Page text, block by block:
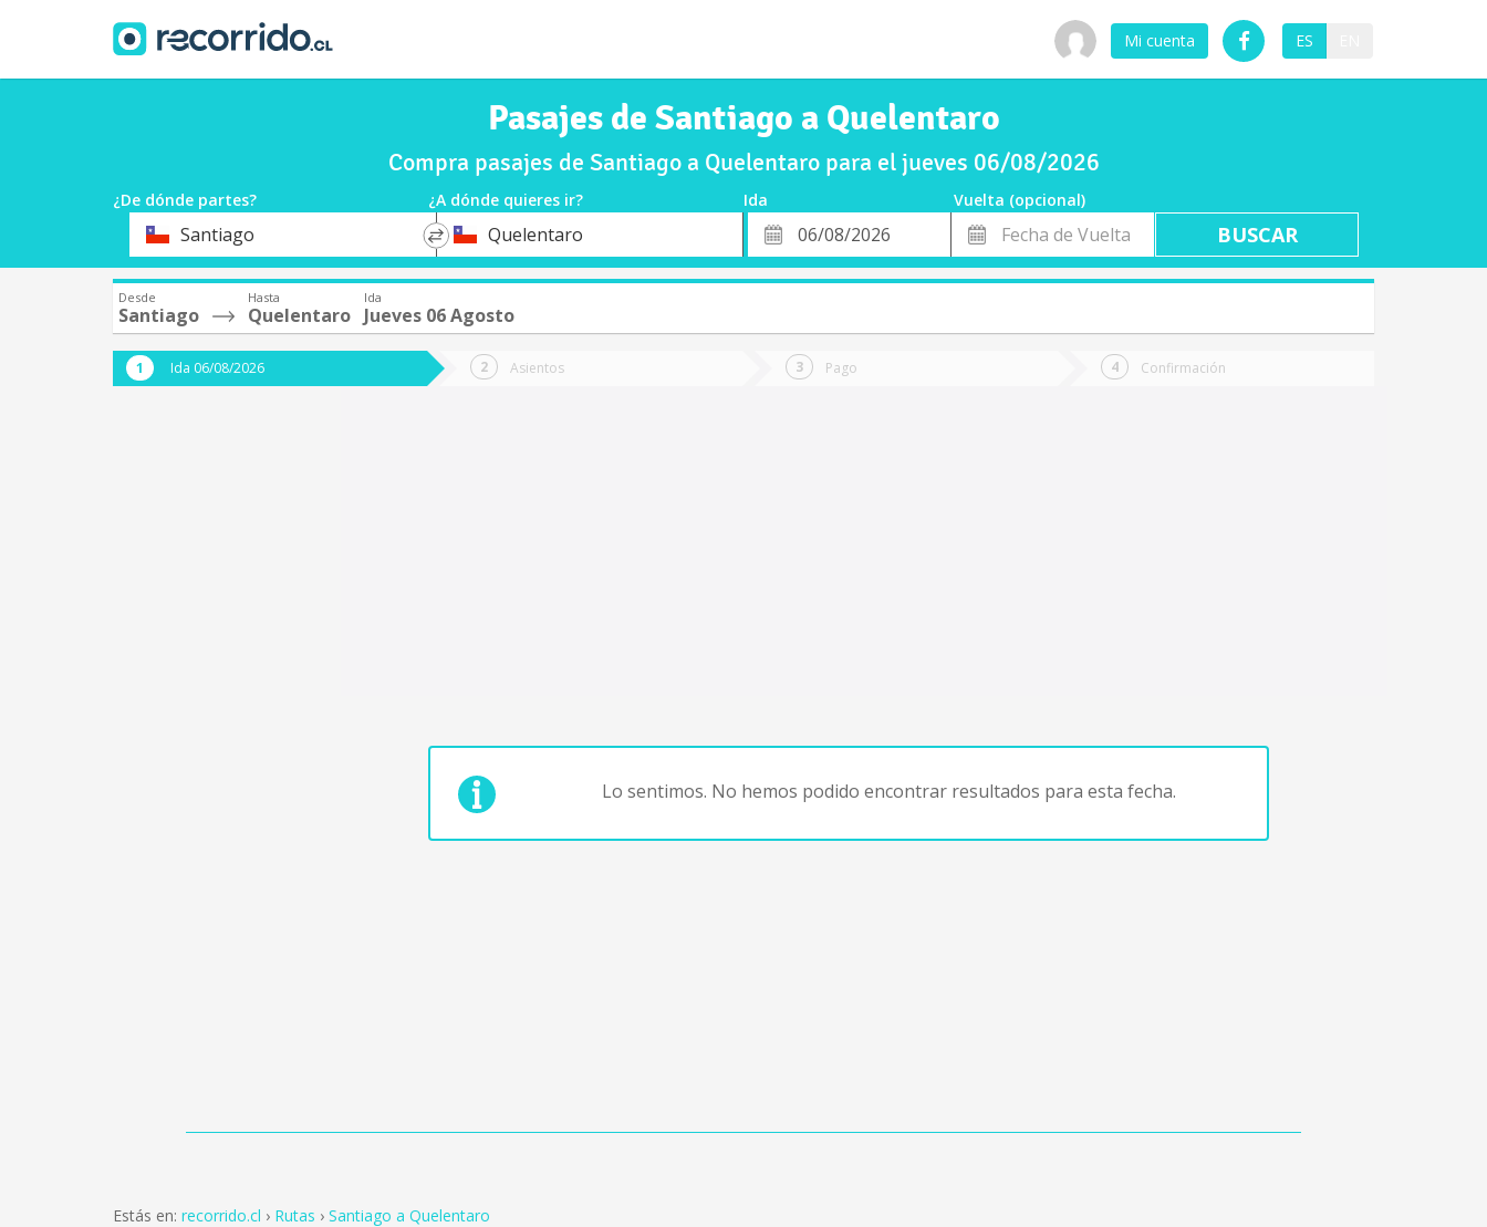
Mi cuenta ES
Pasajes de Santiago a Quelentaro
Compra pasajes de Santiago a Quelentaro para el jueves 06/08/2026
¿De dónde partes? ¿A dónde quieres ir? Ida
Vuelta (opcional)
OrigenSantiago
*
DestinoQuelentaro
Fecha
de
Fecha
de
Vuelta
Desde
Santiago
Hasta
Quelentaro
Ida
Jueves 06 Agosto
Ida 06/08/2026 Asientos Pago Confirmación
Lo sentimos. No hemos podido encontrar resultados para esta fecha.
Estás en: recorrido.cl Rutas Santiago a Quelentaro